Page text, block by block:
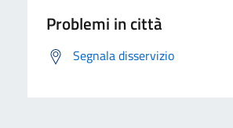
Problemi in città
Segnala disservizio